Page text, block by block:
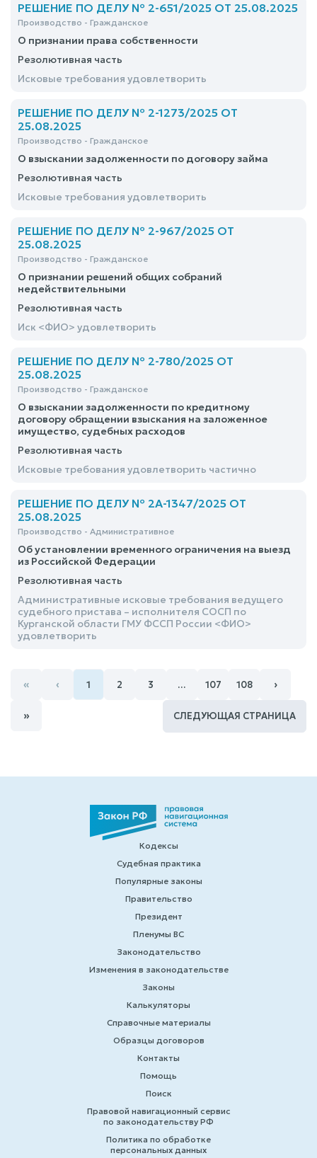
РЕШЕНИЕ ПО ДЕЛУ № 2-651/2025 ОТ 25.08.2025
Производство - Гражданское
О признании права собственности
Резолютивная часть
Исковые требования удовлетворить
РЕШЕНИЕ ПО ДЕЛУ № 2-1273/2025 ОТ
25.08.2025
Производство - Гражданское
О взыскании задолженности по договору займа
Резолютивная часть
Исковые требования удовлетворить
РЕШЕНИЕ ПО ДЕЛУ № 2-967/2025 ОТ
25.08.2025
Производство - Гражданское
О признании решений общих собраний
недействительными
Резолютивная часть
Иск <ФИО> удовлетворить
РЕШЕНИЕ ПО ДЕЛУ № 2-780/2025 ОТ
25.08.2025
Производство - Гражданское
О взыскании задолженности по кредитному
договору обращении взыскания на заложенное
имущество, судебных расходов
Резолютивная часть
Исковые требования удовлетворить частично
РЕШЕНИЕ ПО ДЕЛУ № 2А-1347/2025 ОТ
25.08.2025
Производство - Административное
Об установлении временного ограничения на выезд
из Российской Федерации
Резолютивная часть
Административные исковые требования ведущего
судебного пристава – исполнителя СОСП по
Курганской области ГМУ ФССП России <ФИО>
удовлетворить
« ‹ 1 2 3 … 107 108 ›
» СЛЕДУЮЩАЯ СТРАНИЦА
Кодексы
Судебная практика
Популярные законы
Правительство
Президент
Пленумы ВС
Законодательство
Изменения в законодательстве
Законы
Калькуляторы
Справочные материалы
Образцы договоров
Контакты
Помощь
Поиск
Правовой навигационный сервис
по законодательству РФ
Политика по обработке
персональных данных